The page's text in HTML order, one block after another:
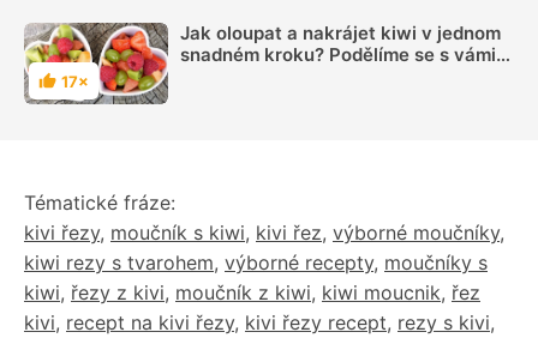
Hodnocení
17×
Jak oloupat a nakrájet kiwi v jednom
snadném kroku? Podělíme se s vámi o
Tématické fráze:
kivi řezy, moučník s kiwi, kivi řez, výborné moučníky,
kiwi rezy s tvarohem, výborné recepty, moučníky s
kiwi, řezy z kivi, moučník z kiwi, kiwi moucnik, řez
kivi, recept na kivi řezy, kivi řezy recept, rezy s kivi,